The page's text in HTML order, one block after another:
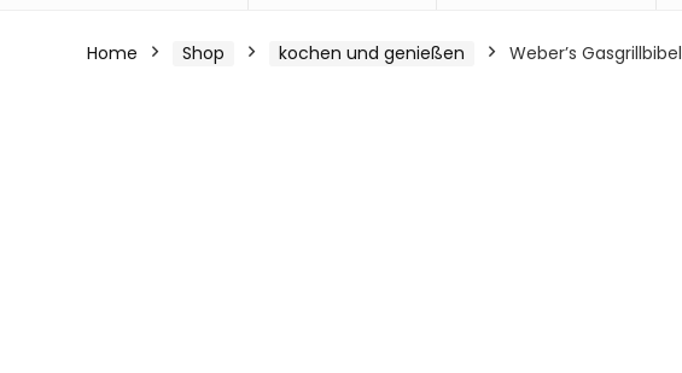
Home Shop kochen und genießen Weber’s